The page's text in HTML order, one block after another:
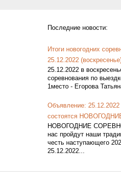
Последние новости:
Итоги новогодних
25.12.2022
25.12.2022 в
соревнования по
1место - Егорова
Объявление:
состоятся
НОВОГОДНИЕ
нас пройдут наши
честь наступающего
25.12.2022...